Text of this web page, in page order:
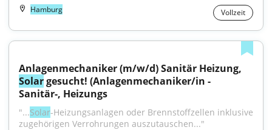
Hamburg Vollzeit
Solar gesucht! (Anlagenmechaniker/in -
Sanitär-, Heizungs
"...Solar-Heizungsanlagen oder Brennstoffzellen inklusive
zugehörigen Verrohrungen auszutauschen..."